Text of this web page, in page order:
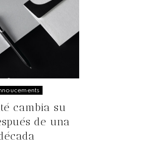
cambia su
de una